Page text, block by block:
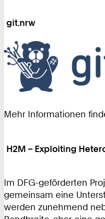
git.nrw
Mehr Informationen
H2M – Exploiting
Im DFG-geförderten
gemeinsam eine
werden zunehmend